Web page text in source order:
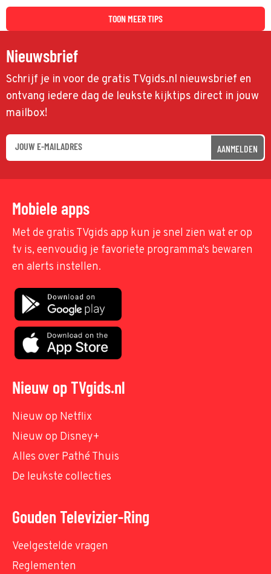
TOON MEER TIPS
Nieuwsbrief
Schrijf je in voor de gratis TVgids.nl nieuwsbrief en
ontvang iedere dag de leukste kijktips direct in jouw
mailbox!
AANMELDEN
Mobiele apps
Met de gratis TVgids app kun je snel zien wat er op
tv is, eenvoudig je favoriete programma's bewaren
en alerts instellen.
Nieuw op TVgids.nl
Nieuw op Netflix
Nieuw op Disney+
Alles over Pathé Thuis
De leukste collecties
Gouden Televizier-Ring
Veelgestelde vragen
Reglementen